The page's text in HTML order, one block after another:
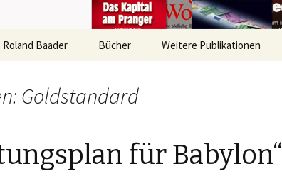
Roland Baader
ROLAND BAADER-
Auszeichnung
Bücher Weitere Publikationen
Buchbeiträge
Goldstandard
für Babylon“